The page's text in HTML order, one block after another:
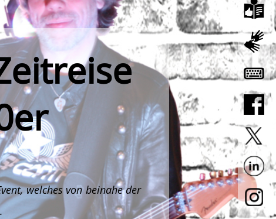
welches von beinahe der